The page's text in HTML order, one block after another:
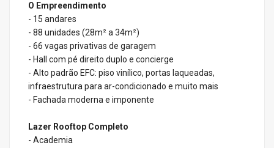
O Empreendimento
- 15 andares
- 88 unidades (28m² a 34m²)
- 66 vagas privativas de garagem
- Hall com pé direito duplo e concierge
- Alto padrão EFC: piso vinílico, portas laqueadas,
infraestrutura para ar-condicionado e muito mais
- Fachada moderna e imponente
Lazer Rooftop Completo
- Academia